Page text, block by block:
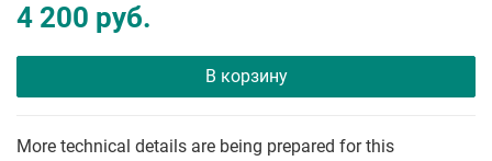
4 200 руб.
В корзину
More technical details are being prepared for this